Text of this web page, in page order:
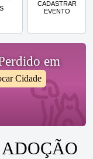
CADASTRAR
EVENTO
em
Cidade
ADOÇÃO